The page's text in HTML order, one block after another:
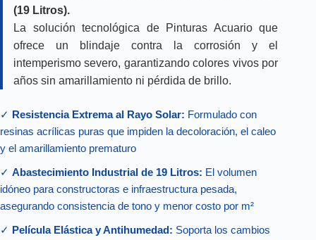
(19 Litros).
La solución tecnológica de Pinturas Acuario que
ofrece un blindaje contra la corrosión y el
intemperismo severo, garantizando colores vivos por
años sin amarillamiento ni pérdida de brillo.
✓ Resistencia Extrema al Rayo Solar: Formulado con
resinas acrílicas puras que impiden la decoloración, el caleo
y el amarillamiento prematuro
✓ Abastecimiento Industrial de 19 Litros: El volumen
idóneo para constructoras e infraestructura pesada,
asegurando consistencia de tono y menor costo por m²
✓ Película Elástica y Antihumedad: Soporta los cambios